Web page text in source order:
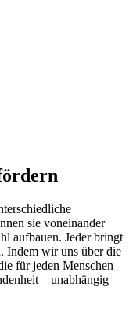
sie voneinander
aufbauen. Jeder bringt
Indem wir uns über die
für jeden Menschen
– unabhängig